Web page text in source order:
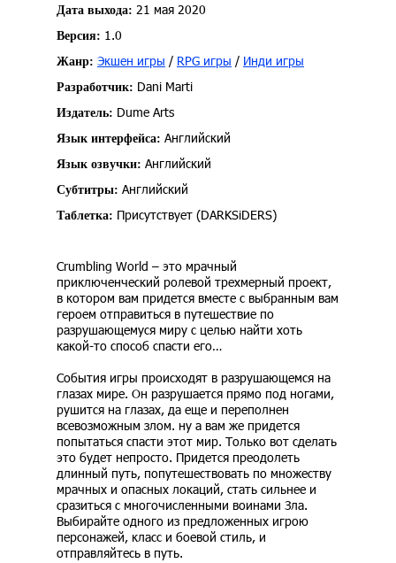
Дата выхода: 21 мая 2020
Версия: 1.0
Жанр: Экшен игры / RPG игры / Инди игры
Разработчик: Dani Marti
Издатель: Dume Arts
Язык интерфейса: Английский
Язык озвучки: Английский
Субтитры: Английский
Таблетка: Присутствует (DARKSiDERS)
Crumbling World – это мрачный
приключенческий ролевой трехмерный проект,
в котором вам придется вместе с выбранным вам
героем отправиться в путешествие по
разрушающемуся миру с целью найти хоть
какой-то способ спасти его…
События игры происходят в разрушающемся на
глазах мире. Он разрушается прямо под ногами,
рушится на глазах, да еще и переполнен
всевозможным злом. ну а вам же придется
попытаться спасти этот мир. Только вот сделать
это будет непросто. Придется преодолеть
длинный путь, попутешествовать по множеству
мрачных и опасных локаций, стать сильнее и
сразиться с многочисленными воинами Зла.
Выбирайте одного из предложенных игрою
персонажей, класс и боевой стиль, и
отправляйтесь в путь.